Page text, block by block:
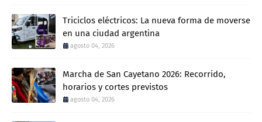
Triciclos eléctricos: La nueva forma de moverse
en una ciudad argentina
agosto 04, 2026
Marcha de San Cayetano 2026: Recorrido,
horarios y cortes previstos
agosto 04, 2026